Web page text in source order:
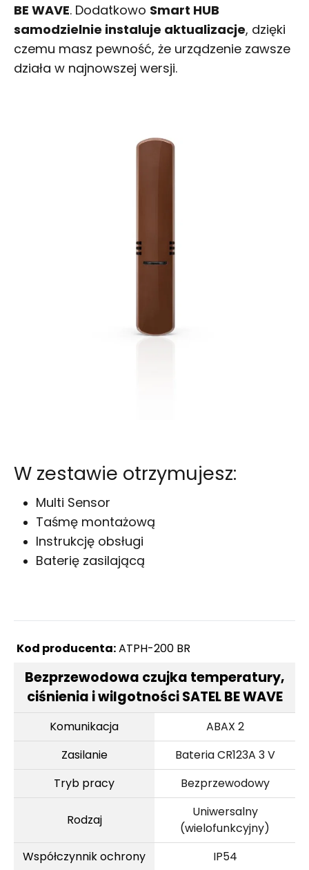
BE WAVE. Dodatkowo Smart HUB
samodzielnie instaluje aktualizacje, dzięki
czemu masz pewność, że urządzenie zawsze
działa w najnowszej wersji.
W zestawie otrzymujesz:
Multi Sensor
Taśmę montażową
Instrukcję obsługi
Baterię zasilającą
Kod producenta:ATPH-200 BR
Bezprzewodowa czujka temperatury,
ciśnienia i wilgotności SATEL BE WAVE
Komunikacja
ABAX 2
Zasilanie
Bateria CR123A 3 V
Tryb pracy
Bezprzewodowy
Rodzaj
Uniwersalny
(wielofunkcyjny)
Współczynnik ochrony
IP54